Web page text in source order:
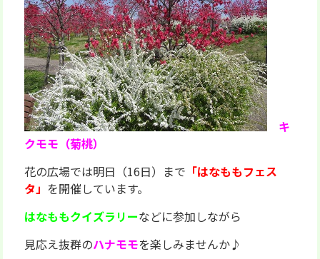
キ
クモモ（菊桃）
花の広場では明日（16日）まで 「はなももフェス
タ」 を開催しています。
はなももクイズラリーなどに参加しながら
見応え抜群のハナモモを楽しみませんか♪